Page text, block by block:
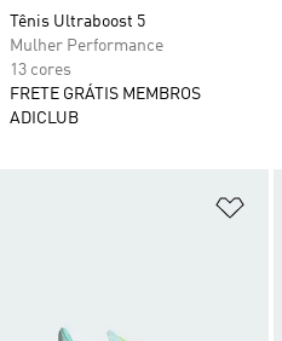
Tênis Ultraboost 5
Mulher Performance
13 cores
FRETE GRÁTIS MEMBROS
ADICLUB